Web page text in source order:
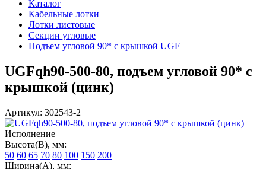
Каталог
Кабельные лотки
Лотки листовые
Секции угловые
Подъем угловой 90* с крышкой UGF
UGFqh90-500-80, подъем угловой 90* с
крышкой (цинк)
Артикул: 302543-2
Исполнение
Высота(В), мм:
50 60 65 70 80 100 150 200
Ширина(А), мм: